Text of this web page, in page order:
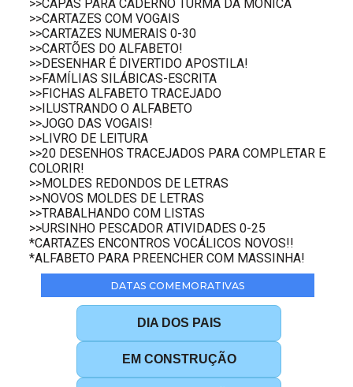
>>CAPAS PARA CADERNO TURMA DA MÔNICA
>>CARTAZES COM VOGAIS
>>CARTAZES NUMERAIS 0-30
>>CARTÕES DO ALFABETO!
>>DESENHAR É DIVERTIDO APOSTILA!
>>FAMÍLIAS SILÁBICAS-ESCRITA
>>FICHAS ALFABETO TRACEJADO
>>ILUSTRANDO O ALFABETO
>>JOGO DAS VOGAIS!
>>LIVRO DE LEITURA
>>20 DESENHOS TRACEJADOS PARA COMPLETAR E
COLORIR!
>>MOLDES REDONDOS DE LETRAS
>>NOVOS MOLDES DE LETRAS
>>TRABALHANDO COM LISTAS
>>URSINHO PESCADOR ATIVIDADES 0-25
*CARTAZES ENCONTROS VOCÁLICOS NOVOS!!
*ALFABETO PARA PREENCHER COM MASSINHA!
DATAS COMEMORATIVAS
DIA DOS PAIS
EM CONSTRUÇÃO